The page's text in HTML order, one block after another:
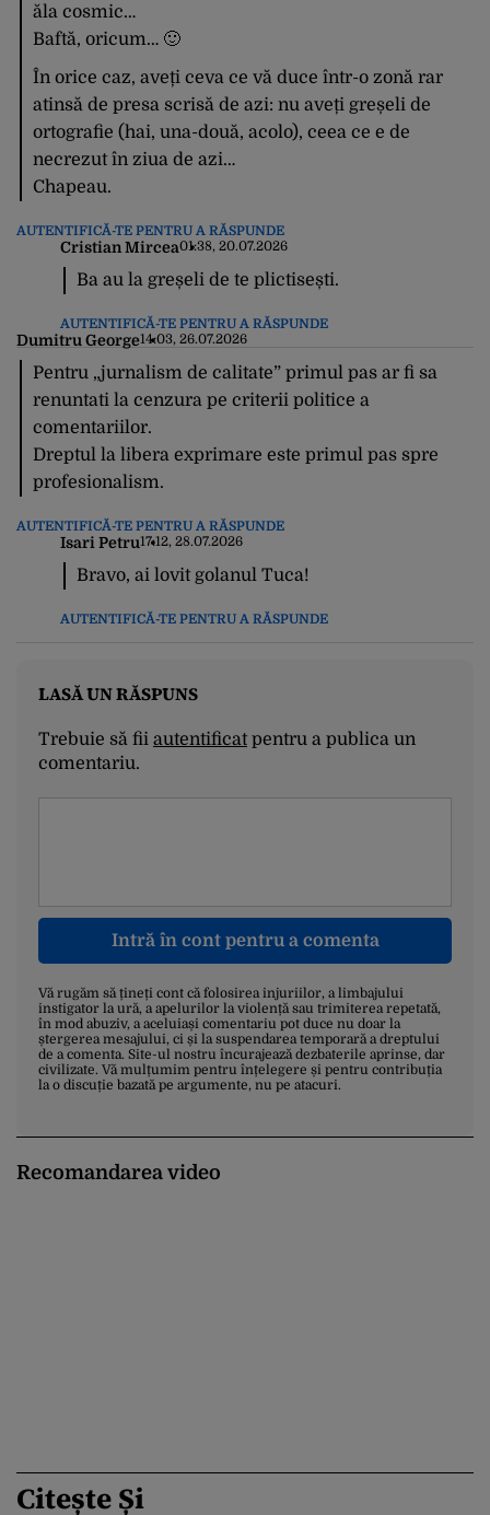
ăla cosmic…
Baftă, oricum… 🙂
În orice caz, aveți ceva ce vă duce într-o zonă rar
atinsă de presa scrisă de azi: nu aveți greșeli de
ortografie (hai, una-două, acolo), ceea ce e de
necrezut în ziua de azi…
Chapeau.
AUTENTIFICĂ-TE PENTRU A RĂSPUNDE
Cristian Mircea01:38, 20.07.2026
Ba au la greșeli de te plictisești.
AUTENTIFICĂ-TE PENTRU A RĂSPUNDE
Dumitru George14:03, 26.07.2026
Pentru „jurnalism de calitate” primul pas ar fi sa
renuntati la cenzura pe criterii politice a
comentariilor.
Dreptul la libera exprimare este primul pas spre
profesionalism.
AUTENTIFICĂ-TE PENTRU A RĂSPUNDE
Isari Petru17:12, 28.07.2026
Bravo, ai lovit golanul Tuca!
AUTENTIFICĂ-TE PENTRU A RĂSPUNDE
LASĂ UN RĂSPUNS
Trebuie să fii autentificatpentru a publica un
comentariu.
Intră în cont pentru a comenta
Vă rugăm să țineți cont că folosirea injuriilor, a limbajului
instigator la ură, a apelurilor la violență sau trimiterea repetată,
în mod abuziv, a aceluiași comentariu pot duce nu doar la
ștergerea mesajului, ci și la suspendarea temporară a dreptului
de a comenta. Site-ul nostru încurajează dezbaterile aprinse, dar
civilizate. Vă mulțumim pentru înțelegere și pentru contribuția
la o discuție bazată pe argumente, nu pe atacuri.
Recomandarea video
Citește Și